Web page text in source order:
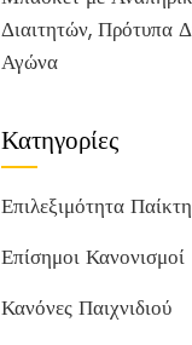
Διαιτητών, Πρότυπα
Αγώνα
Κατηγορίες
Επιλεξιμότητα Παίκτη
Επίσημοι Κανονισμοί
Κανόνες Παιχνιδιού